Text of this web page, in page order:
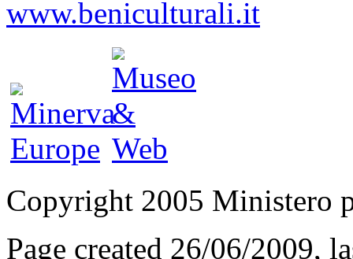
www.beniculturali.it
Copyright 2005 Ministero
Page created 26/06/2009,